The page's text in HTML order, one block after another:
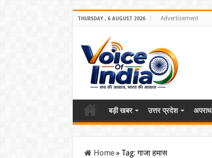
THURSDAY , 6 AUGUST 2026 Advertisement
बड़ी खबर उत्तर प्रदेश अपराध
Home» Tag:गाजा हमास